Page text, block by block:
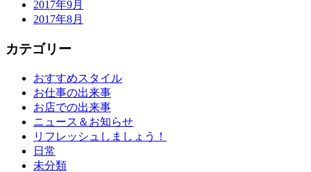
2017年9月
2017年8月
カテゴリー
おすすめスタイル
お仕事の出来事
お店での出来事
ニュース＆お知らせ
リフレッシュしましょう！
日常
未分類